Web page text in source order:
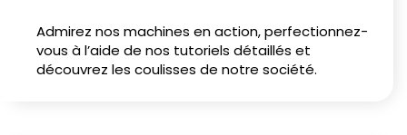
Admirez nos machines en action, perfectionnez-
vous à l’aide de nos tutoriels détaillés et
découvrez les coulisses de notre société.